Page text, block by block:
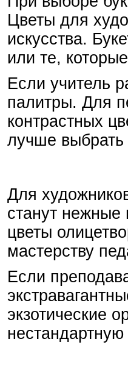
Цветы для
искусства.
или те,
Если учитель
палитры. Для
контрастных
лучше выбрать
Для
станут
цветы
мастерству
Если
экзотические